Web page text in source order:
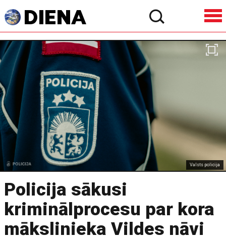
Valsts policija
Policija sākusi
kriminālprocesu par kora
mākslinieka Vildes nāvi